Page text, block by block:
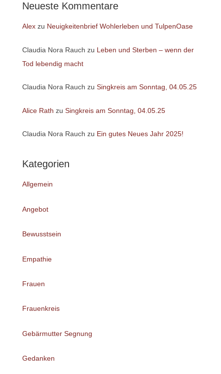
Neueste Kommentare
Alexzu Neuigkeitenbrief Wohlerleben und TulpenOase
Claudia Nora Rauch zu Leben und Sterben – wenn der
Tod lebendig macht
Claudia Nora Rauch zu Singkreis am Sonntag, 04.05.25
Alice Rath zu Singkreis am Sonntag, 04.05.25
Claudia Nora Rauch zu Ein gutes Neues Jahr 2025!
Kategorien
Allgemein
Angebot
Bewusstsein
Empathie
Frauen
Frauenkreis
Gebärmutter Segnung
Gedanken